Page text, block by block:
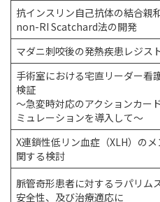
抗インスリン自己抗体の結合親
non-RI Scatchard法の開発
マダニ刺咬後の発熱疾患レジス
手術室における宅直リーダー看
検証
〜急変時対応のアクションカー
ミュレーションを導入して〜
X連鎖性低リン血症（XLH）の
関する検討
脈管奇形患者に対するラパリム
安全性、及び治療適応に